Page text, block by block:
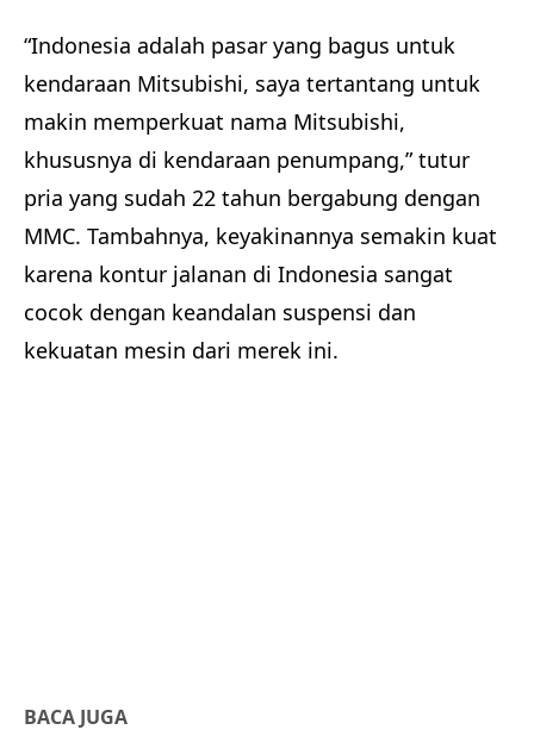
“Indonesia adalah pasar yang bagus untuk
kendaraan Mitsubishi, saya tertantang untuk
makin memperkuat nama Mitsubishi,
khususnya di kendaraan penumpang,” tutur
pria yang sudah 22 tahun bergabung dengan
MMC. Tambahnya, keyakinannya semakin kuat
karena kontur jalanan di Indonesia sangat
cocok dengan keandalan suspensi dan
kekuatan mesin dari merek ini.
BACA JUGA